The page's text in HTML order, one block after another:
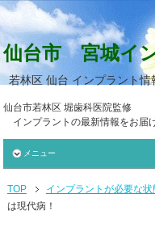
仙台市 宮城イ
若林区 仙台 インプラント情
仙台市若林区 堀歯科医院監修
インプラントの最新情報をお届
メニュー
TOP インプラントが必要な
は現代病！